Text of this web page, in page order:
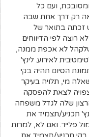
ועם כל
רק דרך אחת שבה
זכתה בתואר של
רוצה לפי הדיווחים
לא אכפת ממנה,
לאירוע. לינץ'
הסיום תהיה בקי
מי, תלויה בעיקר
לצאת להפסקה
שלה לגדל משפחה
תכניע/תצמיד את
מול פלייר. ואם לא, למרות